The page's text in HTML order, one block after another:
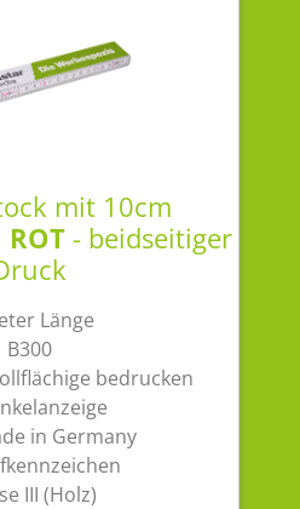
mit 10cm
ROT- beidseitiger
Länge
B300
bedrucken
in Germany
III (Holz)